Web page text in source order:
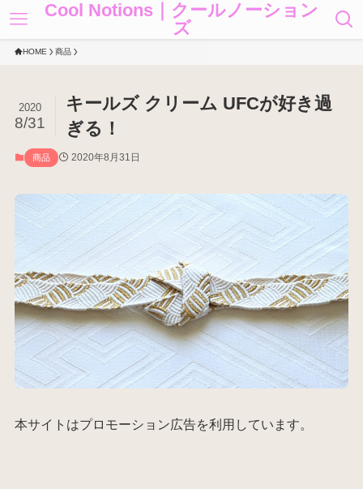
Cool Notions｜クールノーション
ズ
HOME 商品
キールズ クリーム UFCが好き過
ぎる！
2020
8/31
商品 2020年8月31日
本サイトはプロモーション広告を利用しています。